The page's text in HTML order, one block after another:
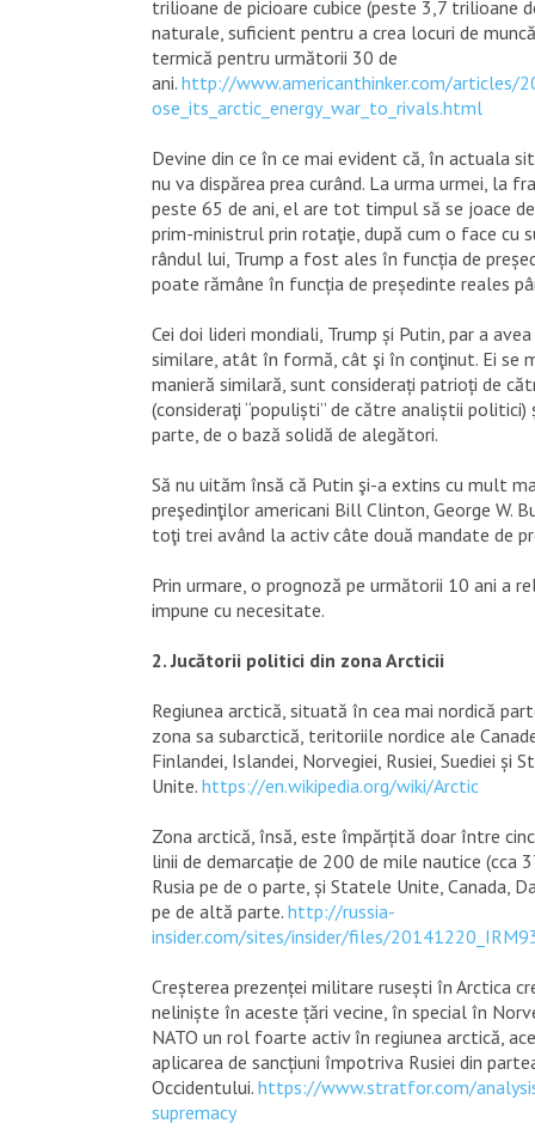
trilioane de picioare cubice (peste 3,7 trilioane
naturale, suficient pentru a crea locuri de
termică pentru următorii 30 de
ani. http://www.americanthinker.com/articles/
ose_its_arctic_energy_war_to_rivals.html
Devine din ce în ce mai evident că, în actuala
nu va dispărea prea curând. La urma urmei, la
peste 65 de ani, el are tot timpul să se joace
prim-ministrul prin rotaţie, după cum o face cu
rândul lui, Trump a fost ales în funcția de
poate rămâne în funcția de președinte reales
Cei doi lideri mondiali, Trump și Putin, par a
similare, atât în formă, cât şi în conţinut. Ei se
manieră similară, sunt considerați patrioți de
(consideraţi “populiști” de către analiștii politici)
parte, de o bază solidă de alegători.
Să nu uităm însă că Putin şi-a extins cu mult
preşedinţilor americani Bill Clinton, George W.
toţi trei având la activ câte două mandate de
Prin urmare, o prognoză pe următorii 10 ani a
impune cu necesitate.
2. Jucătorii politici din zona Arcticii
Regiunea arctică, situată în cea mai nordică
zona sa subarctică, teritoriile nordice ale
Finlandei, Islandei, Norvegiei, Rusiei, Suediei și
Unite. https://en.wikipedia.org/wiki/Arctic
Zona arctică, însă, este împărțită doar între
linii de demarcație de 200 de mile nautice (cca
Rusia pe de o parte, și Statele Unite, Canada,
pe de altă parte. http://russia-
insider.com/sites/insider/files/
Creșterea prezenței militare rusești în Arctica
neliniște în aceste țări vecine, în special în
NATO un rol foarte activ în regiunea arctică,
aplicarea de sancțiuni împotriva Rusiei din
Occidentului. https://www.stratfor.com/
supremacy